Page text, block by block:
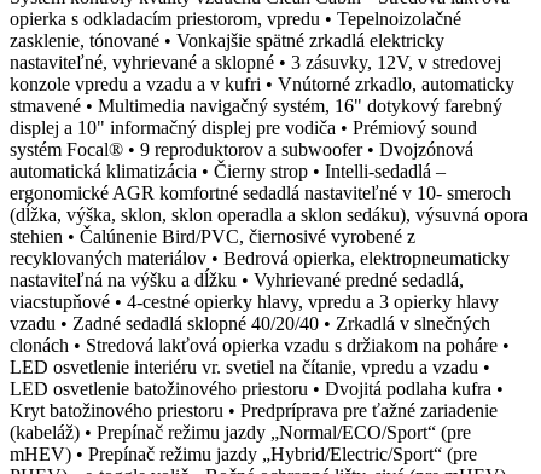
opierka s odkladacím priestorom, vpredu • Tepelnoizolačné
zasklenie, tónované • Vonkajšie spätné zrkadlá elektricky
nastaviteľné, vyhrievané a sklopné • 3 zásuvky, 12V, v stredovej
konzole vpredu a vzadu a v kufri • Vnútorné zrkadlo, automaticky
stmavené • Multimedia navigačný systém, 16" dotykový farebný
displej a 10" informačný displej pre vodiča • Prémiový sound
systém Focal® • 9 reproduktorov a subwoofer • Dvojzónová
automatická klimatizácia • Čierny strop • Intelli-sedadlá –
ergonomické AGR komfortné sedadlá nastaviteľné v 10- smeroch
(dĺžka, výška, sklon, sklon operadla a sklon sedáku), výsuvná opora
stehien • Čalúnenie Bird/PVC, čiernosivé vyrobené z
recyklovaných materiálov • Bedrová opierka, elektropneumaticky
nastaviteľná na výšku a dĺžku • Vyhrievané predné sedadlá,
viacstupňové • 4-cestné opierky hlavy, vpredu a 3 opierky hlavy
vzadu • Zadné sedadlá sklopné 40/20/40 • Zrkadlá v slnečných
clonách • Stredová lakťová opierka vzadu s držiakom na poháre •
LED osvetlenie interiéru vr. svetiel na čítanie, vpredu a vzadu •
LED osvetlenie batožinového priestoru • Dvojitá podlaha kufra •
Kryt batožinového priestoru • Predpríprava pre ťažné zariadenie
(kabeláž) • Prepínač režimu jazdy „Normal/ECO/Sport“ (pre
mHEV) • Prepínač režimu jazdy „Hybrid/Electric/Sport“ (pre